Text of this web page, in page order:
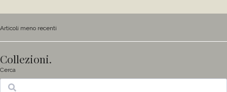
Navigazione
articoli
Articoli meno recenti
Collezioni.
Cerca
Ricerca